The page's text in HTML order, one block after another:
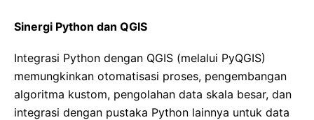
Sinergi Python dan QGIS
Integrasi Python dengan QGIS (melalui PyQGIS)
memungkinkan otomatisasi proses, pengembangan
algoritma kustom, pengolahan data skala besar, dan
integrasi dengan pustaka Python lainnya untuk data